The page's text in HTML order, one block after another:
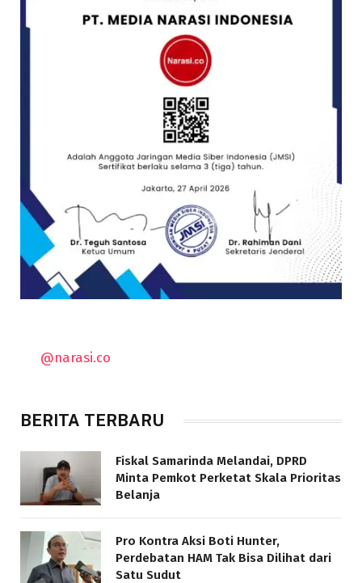
@narasi.co
BERITA TERBARU
Fiskal Samarinda Melandai, DPRD
Minta Pemkot Perketat Skala Prioritas
Belanja
Pro Kontra Aksi Boti Hunter,
Perdebatan HAM Tak Bisa Dilihat dari
Satu Sudut